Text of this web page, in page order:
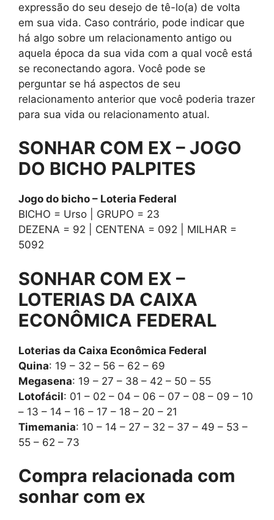
expressão do seu desejo de tê-lo(a) de volta
em sua vida. Caso contrário, pode indicar que
há algo sobre um relacionamento antigo ou
aquela época da sua vida com a qual você está
se reconectando agora. Você pode se
perguntar se há aspectos de seu
relacionamento anterior que você poderia trazer
para sua vida ou relacionamento atual.
SONHAR COM EX – JOGO
DO BICHO PALPITES
Jogo do bicho – Loteria Federal
BICHO = Urso | GRUPO = 23
DEZENA = 92 | CENTENA = 092 | MILHAR =
5092
SONHAR COM EX –
LOTERIAS DA CAIXA
ECONÔMICA FEDERAL
Loterias da Caixa Econômica Federal
Quina: 19 – 32 – 56 – 62 – 69
Megasena: 19 – 27 – 38 – 42 – 50 – 55
Lotofácil: 01 – 02 – 04 – 06 – 07 – 08 – 09 – 10
– 13 – 14 – 16 – 17 – 18 – 20 – 21
Timemania: 10 – 14 – 27 – 32 – 37 – 49 – 53 –
55 – 62 – 73
Compra relacionada com
sonhar com ex